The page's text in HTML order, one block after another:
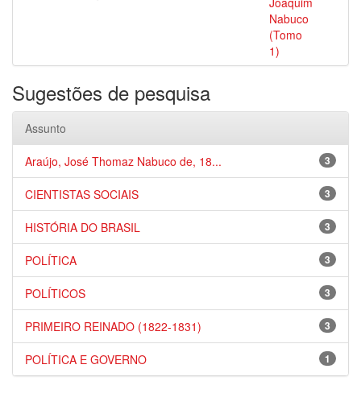
Nabuco
(Tomo
1)
Sugestões de pesquisa
Assunto
3
Araújo, José Thomaz Nabuco de, 18...
3
CIENTISTAS SOCIAIS
3
HISTÓRIA DO BRASIL
3
POLÍTICA
3
POLÍTICOS
3
PRIMEIRO REINADO (1822-1831)
1
POLÍTICA E GOVERNO